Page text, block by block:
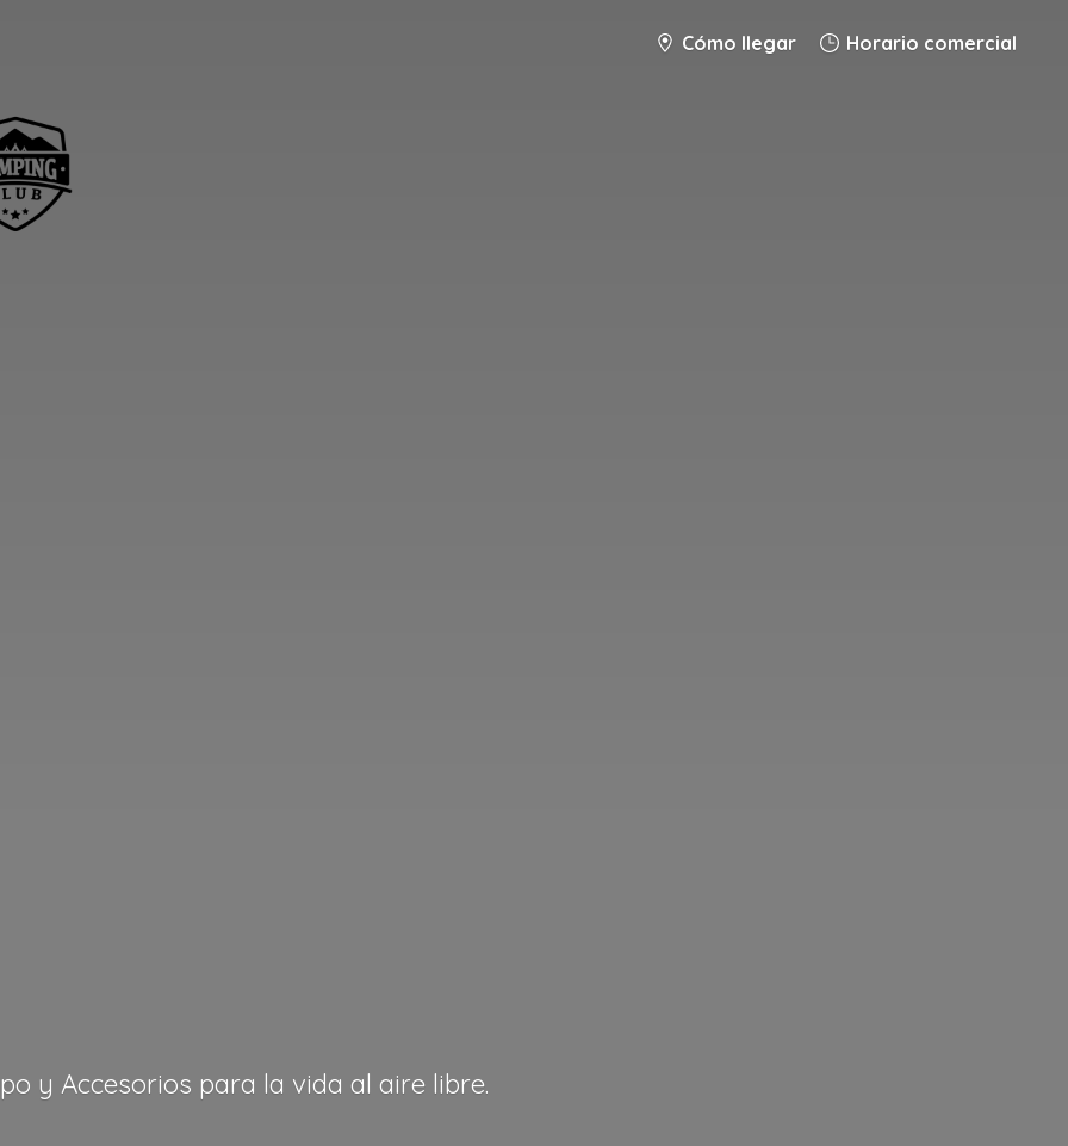
Cómo llegar Horario comercial
y Accesorios para la vida al aire libre.